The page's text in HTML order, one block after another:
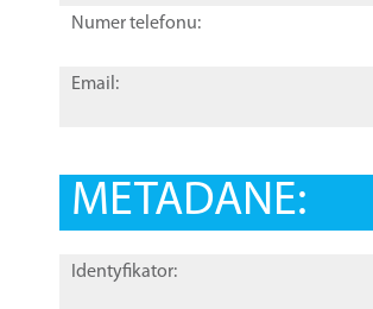
Numer telefonu:
Email:
METADANE:
Identyfikator: